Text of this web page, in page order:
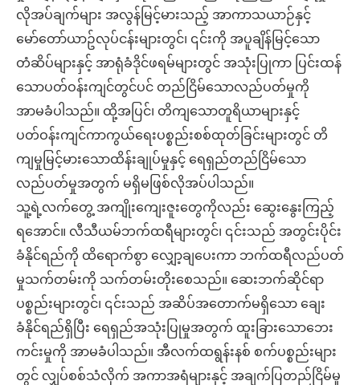
လိုအပ်ချက်များ အလွန်မြင့်မားသည့် အာကာသယာဉ်နှင့်
မော်တော်ယာဥ်လုပ်ငန်းများတွင်၊ ၎င်းကို အပူချိန်မြင့်သော
တံဆိပ်များနှင့် အာရုံခံဒိုင်ဖရမ်များတွင် အသုံးပြုကာ ပြင်းထန်
သောပတ်ဝန်းကျင်တွင်ပင် တည်ငြိမ်သောလည်ပတ်မှုကို
အာမခံပါသည်။ ထို့အပြင်၊ တိကျသောတူရိယာများနှင့်
ပတ်ဝန်းကျင်ကာကွယ်ရေးပစ္စည်းစစ်ထုတ်ခြင်းများတွင် တိ
ကျမှုမြင့်မားသောထိန်းချုပ်မှုနှင့် ရေရှည်တည်ငြိမ်သော
လည်ပတ်မှုအတွက် မရှိမဖြစ်လိုအပ်ပါသည်။
သူ့ရဲ့လက်တွေ့ အကျိုးကျေးဇူးတွေကိုလည်း ဆွေးနွေးကြည့်
ရအောင်။ လီသီယမ်ဘက်ထရီများတွင်၊ ၎င်းသည် အတွင်းပိုင်း
ခံနိုင်ရည်ကို ထိရောက်စွာ လျှော့ချပေးကာ ဘက်ထရီလည်ပတ်
မှုသက်တမ်းကို သက်တမ်းတိုးစေသည်။ ဆေးဘက်ဆိုင်ရာ
ပစ္စည်းများတွင်၊ ၎င်းသည် အဆိပ်အတောက်မရှိသော ချေး
ခံနိုင်ရည်ရှိပြီး ရေရှည်အသုံးပြုမှုအတွက် ထူးခြားသောဘေး
ကင်းမှုကို အာမခံပါသည်။ အီလက်ထရွန်းနစ် စက်ပစ္စည်းများ
တွင် လျှပ်စစ်သံလိုက် အကာအရံများနှင့် အချက်ပြတည်ငြိမ်မှု